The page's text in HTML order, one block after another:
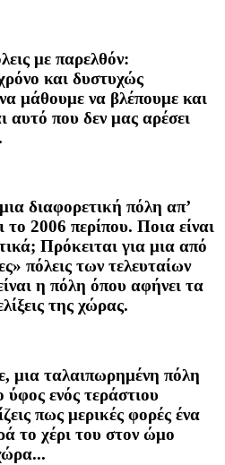
με παρελθόν:
και δυστυχώς
μάθουμε να βλέπουμε και
αυτό που δεν μας αρέσει
διαφορετική πόλη απ’
το 2006 περίπου. Ποια είναι
Πρόκειται για μια από
πόλεις των τελευταίων
η πόλη όπου αφήνει τα
της χώρας.
μια ταλαιπωρημένη πόλη
ύφος ενός τεράστιου
πως μερικές φορές ένα
το χέρι του στον ώμο